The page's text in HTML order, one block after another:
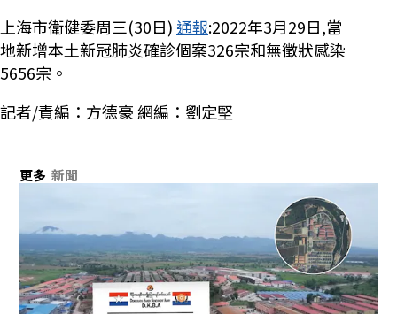
上海市衛健委周三(30日) 通報:2022年3月29日,當
地新增本土新冠肺炎確診個案326宗和無徵狀感染
5656宗。
記者/責編：方德豪 網編：劉定堅
更多 新聞